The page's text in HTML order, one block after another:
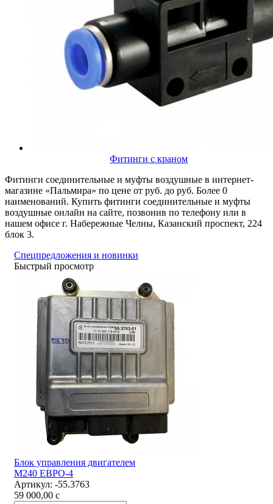
Фитинги с краном
Фитинги соединительные и муфты воздушные в интернет-
магазине «Пальмира» по цене от руб. до руб. Более 0
наименований. Купить фитинги соединительные и муфты
воздушные онлайн на сайте, позвонив по телефону или в
нашем офисе г. Набережные Челны, Казанский проспект, 224
блок 3.
Спецпредложения и новинки
Быстрый просмотр
Блок управления двигателем
М240 ЕВРО-4
Артикул: -55.3763
59 000,00 c